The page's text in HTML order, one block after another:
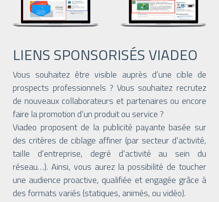
LIENS SPONSORISÉS VIADEO
Vous souhaitez être visible auprès d’une cible de
prospects professionnels ? Vous souhaitez recrutez
de nouveaux collaborateurs et partenaires ou encore
faire la promotion d’un produit ou service ?
Viadeo proposent de la publicité payante basée sur
des critères de ciblage affiner (par secteur d’activité,
taille d’entreprise, degré d’activité au sein du
réseau…). Ainsi, vous aurez la possibilité de toucher
une audience proactive, qualifiée et engagée grâce à
des formats variés (statiques, animés, ou vidéo).